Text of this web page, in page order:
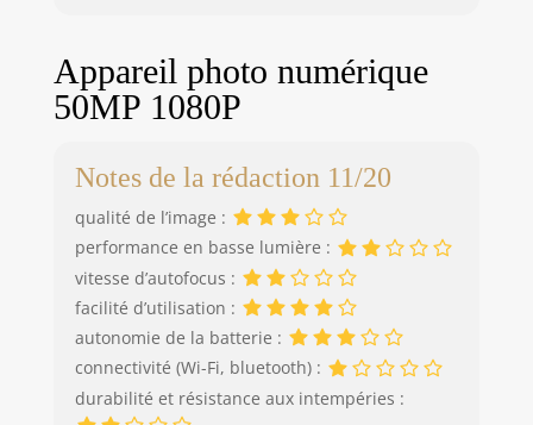
d'image
numérique(3)
rendu précis et
net. LA CRÉATIVITÉ
À PORTÉE DE MAIN
: ajoutez
facilement des
effets pour obtenir
des résultats
époustouflants
avec les filtres
créatifs et la
fonction de
Appareil photo numérique
50MP 1080P
Notes de la rédaction 11/20
qualité de l’image :
performance en basse lumière :
vitesse d’autofocus :
facilité d’utilisation :
autonomie de la batterie :
connectivité (Wi-Fi, bluetooth) :
durabilité et résistance aux intempéries :